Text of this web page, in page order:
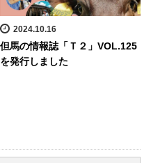
2024.10.16
但馬の情報誌「Ｔ２」VOL.125
を発行しました